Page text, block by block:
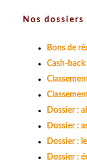
Nos
Bons de
Cash-
Dossier :
Dossier :
Dossier :
Dossier :